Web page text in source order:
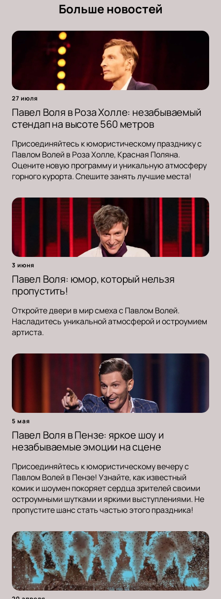
Больше новостей
27 июля
Павел Воля в Роза Холле: незабываемый
стендап на высоте 560 метров
Присоединяйтесь к юмористическому празднику с
Павлом Волей в Роза Холле, Красная Поляна.
Оцените новую программу и уникальную атмосферу
горного курорта. Спешите занять лучшие места!
3 июня
Павел Воля: юмор, который нельзя
пропустить!
Откройте двери в мир смеха с Павлом Волей.
Насладитесь уникальной атмосферой и остроумием
артиста.
5 мая
Павел Воля в Пензе: яркое шоу и
незабываемые эмоции на сцене
Присоединяйтесь к юмористическому вечеру с
Павлом Волей в Пензе! Узнайте, как известный
комик и шоумен покоряет сердца зрителей своими
остроумными шутками и яркими выступлениями. Не
пропустите шанс стать частью этого праздника!